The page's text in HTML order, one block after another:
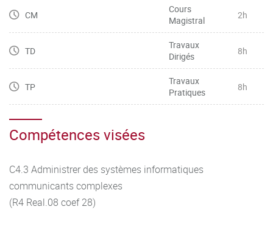
CM
Cours
Magistral
2h
TD
Travaux
Dirigés
8h
TP
Travaux
Pratiques
8h
Compétences visées
C4.3 Administrer des systèmes informatiques
communicants complexes
(R4 Real.08 coef 28)